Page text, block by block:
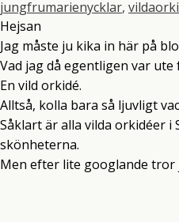
jungfrumarienycklar,
Hejsan
Jag måste ju kika in här på
Vad jag då egentligen var
En vild orkidé.
Alltså, kolla bara så ljuvligt
Såklart är alla vilda orkidéer i
skönheterna.
Men efter lite googlande tror